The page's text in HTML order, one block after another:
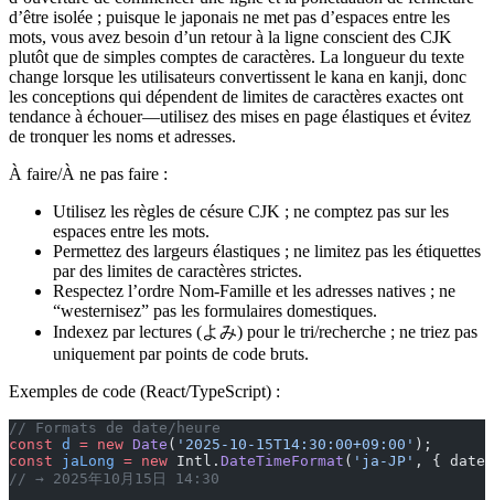
d’être isolée ; puisque le japonais ne met pas d’espaces entre les
mots, vous avez besoin d’un retour à la ligne conscient des CJK
plutôt que de simples comptes de caractères. La longueur du texte
change lorsque les utilisateurs convertissent le kana en kanji, donc
les conceptions qui dépendent de limites de caractères exactes ont
tendance à échouer—utilisez des mises en page élastiques et évitez
de tronquer les noms et adresses.
À faire/À ne pas faire :
Utilisez les règles de césure CJK ; ne comptez pas sur les
espaces entre les mots.
Permettez des largeurs élastiques ; ne limitez pas les étiquettes
par des limites de caractères strictes.
Respectez l’ordre Nom-Famille et les adresses natives ; ne
“westernisez” pas les formulaires domestiques.
Indexez par lectures (よみ) pour le tri/recherche ; ne triez pas
uniquement par points de code bruts.
Exemples de code (React/TypeScript) :
// Formats de date/heure
const d = new Date ( '2025-10-15T14:30:00+09:00' );
const jaLong = new Intl. DateTimeFormat ( 'ja-JP' , {
// → 2025年10月15日 14:30